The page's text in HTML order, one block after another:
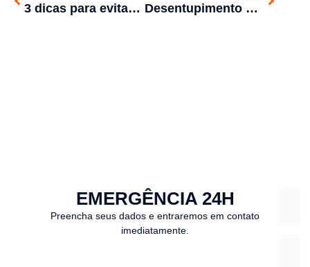
3 dicas para evitar problemas com sua caixa d’água Desentupimento caseiro e os cuidados que devem ser tomados
EMERGÊNCIA 24H
Preencha seus dados e entraremos em contato
imediatamente.